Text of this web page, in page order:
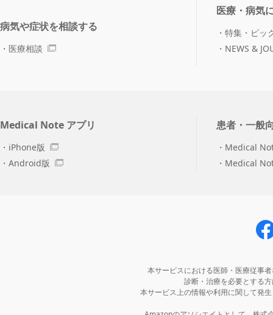
病気や症状を相談する
医療相談
医療・病気
特集・ピッ
NEWS &
Medical Note アプリ
iPhone版
Android版
患者・一般
Medical
Medical
本サービスにおける医師・医療従事
診断・治療を必要とする
本サービス上の情報や利用に関して発